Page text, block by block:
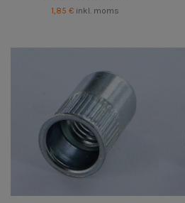
1,85 € inkl. moms